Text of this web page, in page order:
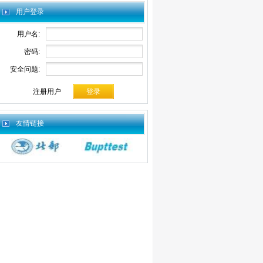
用户登录
用户名:
密码:
安全问题:
注册用户
友情链接